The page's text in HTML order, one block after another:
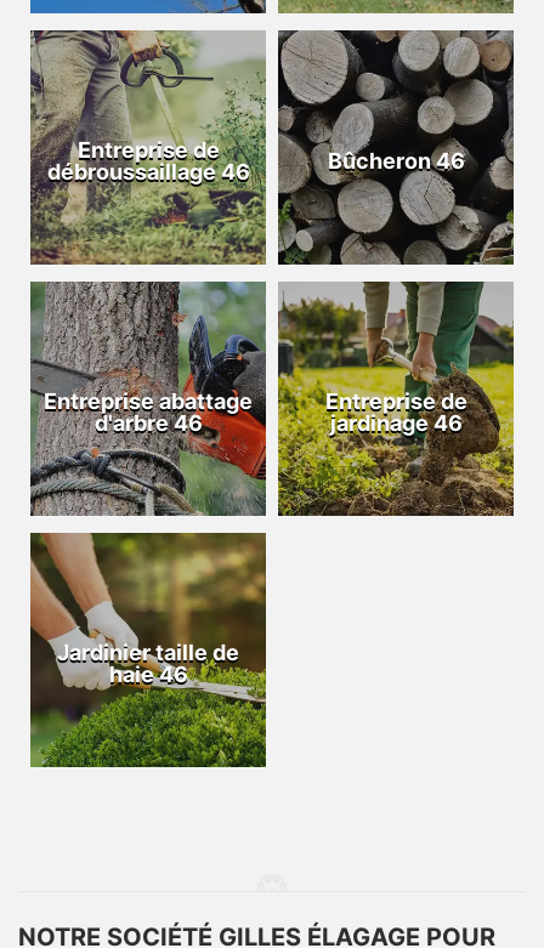
Entreprise de
débroussaillage 46
Bûcheron 46
Entreprise abattage
d'arbre 46
Entreprise de
jardinage 46
Jardinier taille de
haie 46
NOTRE SOCIÉTÉ GILLES ÉLAGAGE POUR